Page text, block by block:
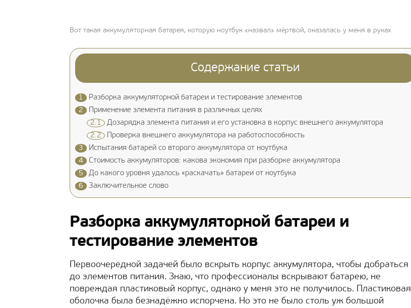
Вот такая аккумуляторная батарея, которую ноутбук «назвал» мёртвой, оказалась у меня в руках
Содержание статьи
1
Разборка аккумуляторной батареи и тестирование элементов
2
Применение элемента питания в различных целях
2.1 Дозарядка элемента питания и его установка в корпус внешнего аккумулятора
2.2 Проверка внешнего аккумулятора на работоспособность
3
Испытания батарей со второго аккумулятора от ноутбука
4
Стоимость аккумуляторов: какова экономия при разборке аккумулятора
5
До какого уровня удалось «раскачать» батареи от ноутбука
6
Заключительное слово
Разборка аккумуляторной батареи и
тестирование элементов
Первоочередной задачей было вскрыть корпус аккумулятора, чтобы добраться
до элементов питания. Знаю, что профессионалы вскрывают батарею, не
повреждая пластиковый корпус, однако у меня это не получилось. Пластиковая
оболочка была безнадёжно испорчена. Но это не было столь уж большой